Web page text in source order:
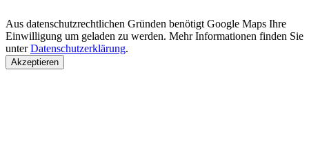
Aus datenschutzrechtlichen Gründen benötigt Google Maps Ihre
Einwilligung um geladen zu werden. Mehr Informationen finden Sie
unterDatenschutzerklärung.
Akzeptieren